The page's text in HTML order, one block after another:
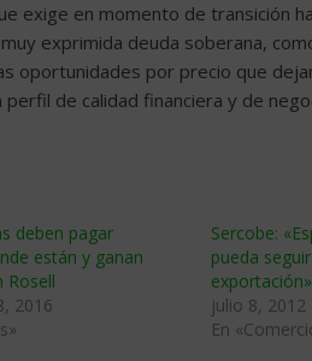
exige en momento de transición
exprimida deuda soberana,
oportunidades por precio que
perfil de calidad financiera y de
deben pagar
están y ganan
Rosell
2016
Sercobe:
pueda
exportación»
julio 8, 2012
En